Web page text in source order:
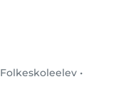
Folkeskoleelev •